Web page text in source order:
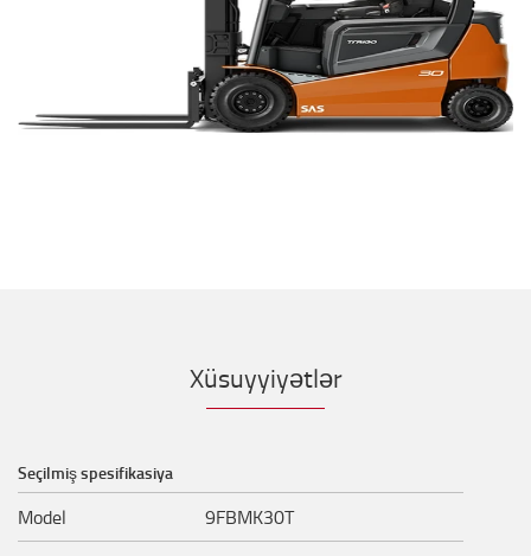
Xüsuyyiyətlər
Seçilmiş spesifikasiya
Model 9FBMK30T